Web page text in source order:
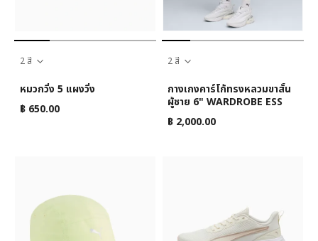
2 สี
หมวกวิ่ง 5 แผงวิ่ง
฿ 650.00
2 สี
กางเกงคาร์โก้ทรงหลวมขาสั้น
ผู้ชาย 6" WARDROBE ESS
฿ 2,000.00